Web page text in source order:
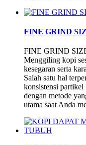
FINE GRIND
FINE GRIND
Menggiling kopi
kesegaran serta
Salah satu hal
konsistensi
dengan metode
utama saat Anda